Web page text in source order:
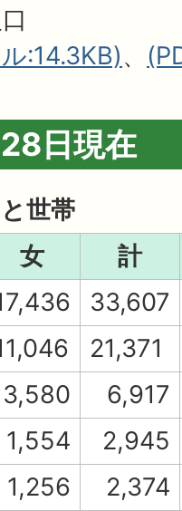
:14.3KB)、
日現在
世帯
女
計
33,607
21,371
3,580
6,917
1,554
2,945
1,256
2,374